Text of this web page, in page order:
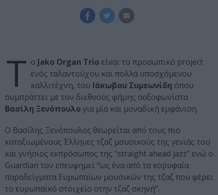
Τ ο Jako Organ Trio είναι το προσωπικό project
ενός ταλαντούχου και πολλά υποσχόμενου
καλλιτέχνη, του Ιάκωβου Συμεωνίδη όπου
συμπράττει με τον διεθνούς φήμης σαξοφωνίστα
Βασίλη Ξενόπουλο για μία και μοναδική εμφάνιση.
Ο Βασίλης Ξενόπουλος θεωρείται από τους πιο
καταξιωμένους Έλληνες τζαζ μουσικούς της γενιάς του
και γνήσιος εκπρόσωπος της “straight ahead jazz” ενώ o
Guardian τον επευφημεί “ως ένα από τα κορυφαία
παραδείγματα Ευρωπαίων μουσικών της τζαζ που φέρει
το ευρωπαϊκό στοιχείο στην τζαζ σκηνή”.